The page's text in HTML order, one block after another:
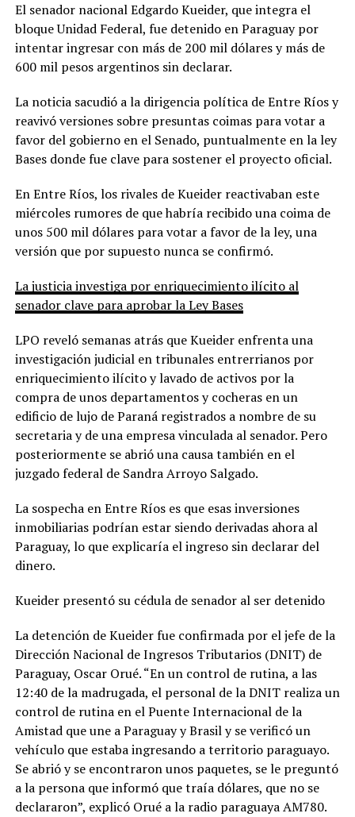
El senador nacional Edgardo Kueider, que integra el
bloque Unidad Federal, fue detenido en Paraguay por
intentar ingresar con más de 200 mil dólares y más de
600 mil pesos argentinos sin declarar.
La noticia sacudió a la dirigencia política de Entre Ríos y
reavivó versiones sobre presuntas coimas para votar a
favor del gobierno en el Senado, puntualmente en la ley
Bases donde fue clave para sostener el proyecto oficial.
En Entre Ríos, los rivales de Kueider reactivaban este
miércoles rumores de que habría recibido una coima de
unos 500 mil dólares para votar a favor de la ley, una
versión que por supuesto nunca se confirmó.
La justicia investiga por enriquecimiento ilícito al
senador clave para aprobar la Ley Bases
LPO reveló semanas atrás que Kueider enfrenta una
investigación judicial en tribunales entrerrianos por
enriquecimiento ilícito y lavado de activos por la
compra de unos departamentos y cocheras en un
edificio de lujo de Paraná registrados a nombre de su
secretaria y de una empresa vinculada al senador. Pero
posteriormente se abrió una causa también en el
juzgado federal de Sandra Arroyo Salgado.
La sospecha en Entre Ríos es que esas inversiones
inmobiliarias podrían estar siendo derivadas ahora al
Paraguay, lo que explicaría el ingreso sin declarar del
dinero.
Kueider presentó su cédula de senador al ser detenido
La detención de Kueider fue confirmada por el jefe de la
Dirección Nacional de Ingresos Tributarios (DNIT) de
Paraguay, Oscar Orué. “En un control de rutina, a las
12:40 de la madrugada, el personal de la DNIT realiza un
control de rutina en el Puente Internacional de la
Amistad que une a Paraguay y Brasil y se verificó un
vehículo que estaba ingresando a territorio paraguayo.
Se abrió y se encontraron unos paquetes, se le preguntó
a la persona que informó que traía dólares, que no se
declararon”, explicó Orué a la radio paraguaya AM780.